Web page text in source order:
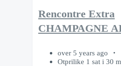
Rencontre Extra
CHAMPAGNE
over 5 years ago
Otprilike 1 sat i 30